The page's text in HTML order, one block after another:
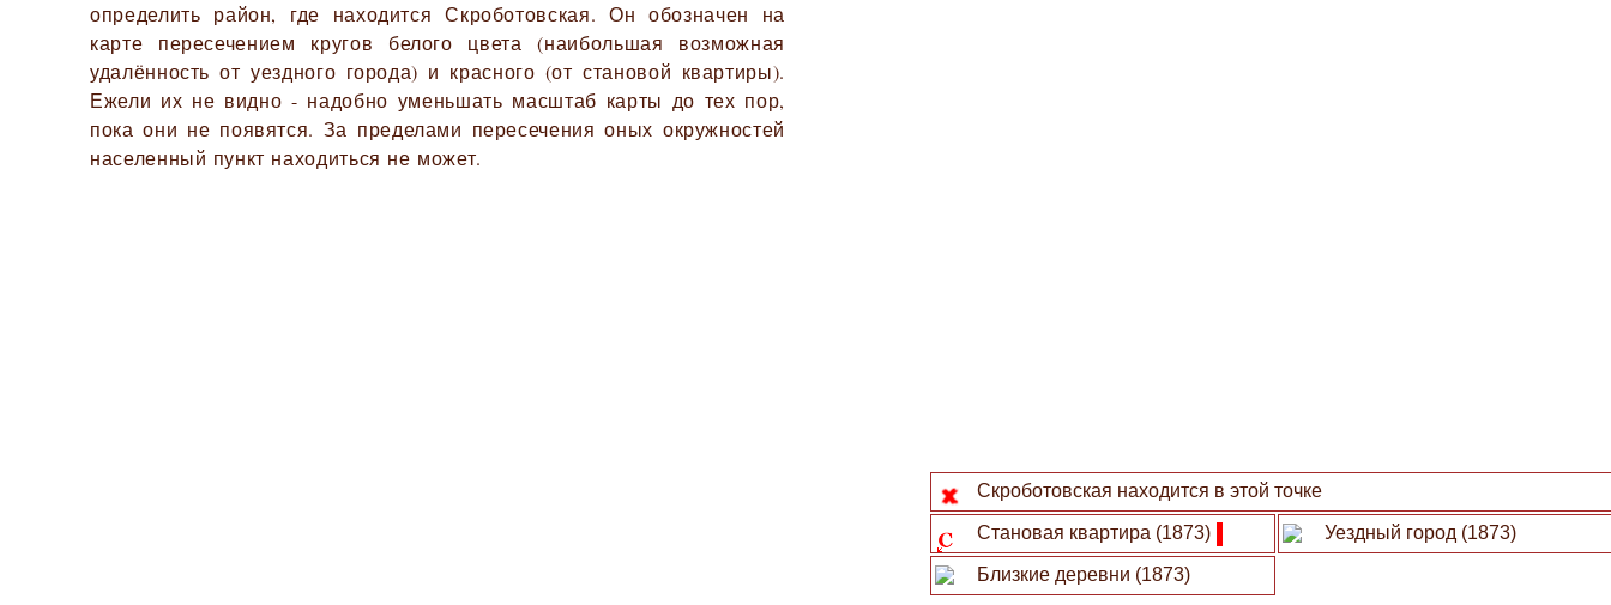
определить район, где находится Скроботовская. Он обозначен на
карте пересечением кругов белого цвета (наибольшая возможная
удалённость от уездного города) и красного (от становой квартиры).
Ежели их не видно - надобно уменьшать масштаб карты до тех пор,
пока они не появятся. За пределами пересечения оных окружностей
населенный пункт находиться не может.
Скроботовская находится в этой точке
Становая квартира (1873) Уездный город (1873)
Близкие деревни (1873)